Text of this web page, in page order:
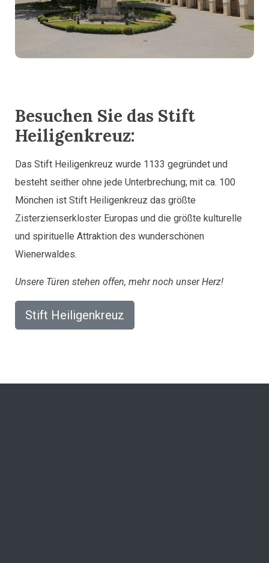
Besuchen Sie das Stift
Heiligenkreuz:
Das Stift Heiligenkreuz wurde 1133 gegründet und
besteht seither ohne jede Unterbrechung; mit ca. 100
Mönchen ist Stift Heiligenkreuz das größte
Zisterzienserkloster Europas und die größte kulturelle
und spirituelle Attraktion des wunderschönen
Wienerwaldes.
Unsere Türen stehen offen, mehr noch unser Herz!
Stift Heiligenkreuz